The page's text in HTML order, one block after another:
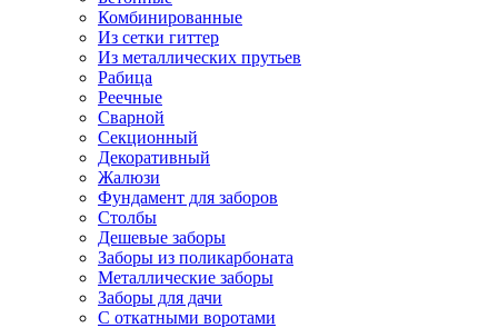
Комбинированные
Из сетки гиттер
Из металлических прутьев
Рабица
Реечные
Сварной
Секционный
Декоративный
Жалюзи
Фундамент для заборов
Столбы
Дешевые заборы
Заборы из поликарбоната
Металлические заборы
Заборы для дачи
С откатными воротами